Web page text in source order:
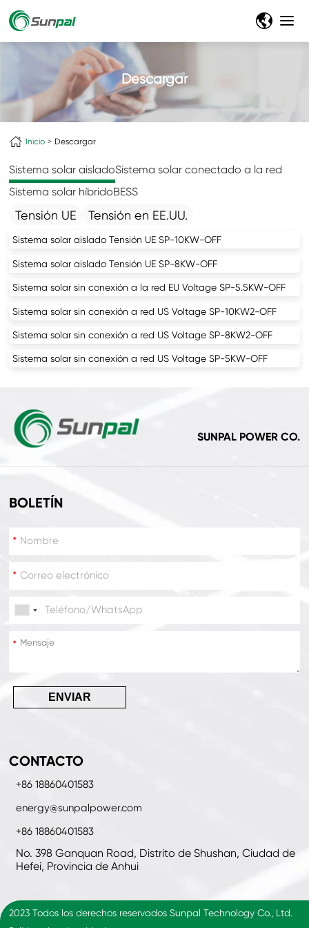
Descargar
Inicio Descargar
Sistema solar aisladoSistema solar conectado a la red
Sistema solar híbridoBESS
Tensión UE Tensión en EE.UU.
Sistema solar aislado Tensión UE SP-10KW-OFF
Sistema solar aislado Tensión UE SP-8KW-OFF
Sistema solar sin conexión a la red EU Voltage SP-5.5KW-OFF
Sistema solar sin conexión a red US Voltage SP-10KW2-OFF
Sistema solar sin conexión a red US Voltage SP-8KW2-OFF
Sistema solar sin conexión a red US Voltage SP-5KW-OFF
SUNPAL POWER CO.
BOLETÍN
*
*
*
ENVIAR
CONTACTO
+86 18860401583
energy@sunpalpower.com
+86 18860401583
No. 398 Ganquan Road, Distrito de Shushan, Ciudad de
Hefei, Provincia de Anhui
2023 Todos los derechos reservados Sunpal Technology Co., Ltd.